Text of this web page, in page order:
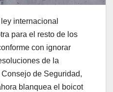
internacional
para el resto de los
con ignorar
de la
de Seguridad,
blanquea el boicot